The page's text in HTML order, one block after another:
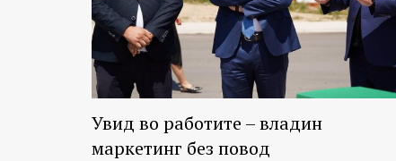
Увид во работите – владин
маркетинг без повод